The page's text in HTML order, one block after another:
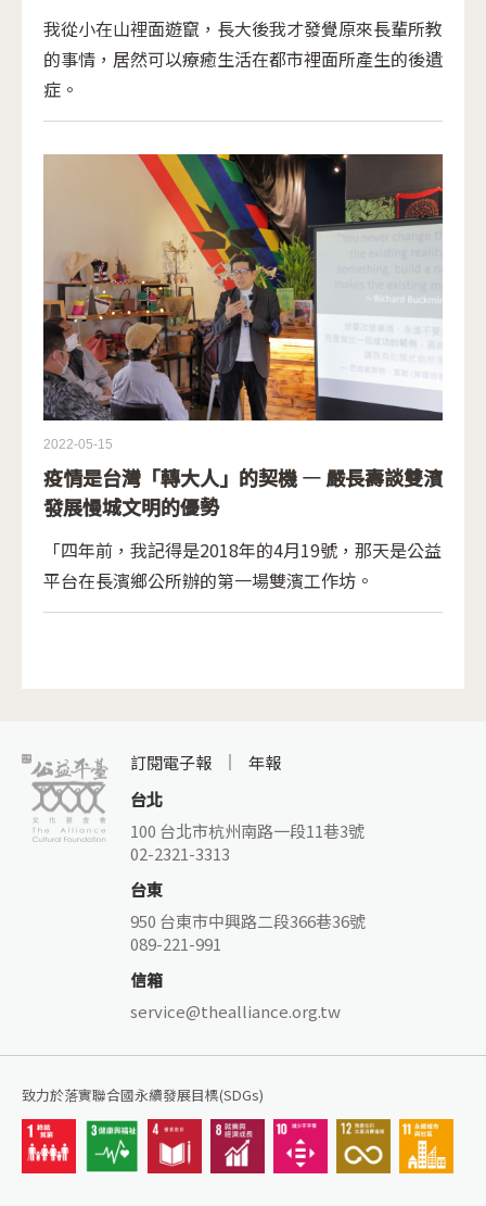
我從小在山裡面遊竄，長大後我才發覺原來長輩所教
的事情，居然可以療癒生活在都市裡面所產生的後遺
症。
2022-05-15
疫情是台灣「轉大人」的契機 — 嚴長壽談雙濱
發展慢城文明的優勢
「四年前，我記得是2018年的4月19號，那天是公益
平台在長濱鄉公所辦的第一場雙濱工作坊。
訂閱電子報
年報
台北
100 台北市杭州南路一段11巷3號
02-2321-3313
台東
950 台東市中興路二段366巷36號
089-221-991
信箱
service@thealliance.org.tw
致力於落實聯合國永續發展目標(SDGs)